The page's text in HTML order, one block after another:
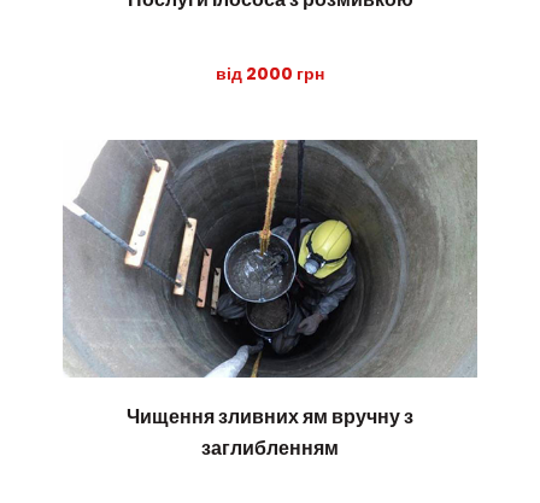
від 2000 грн
Чищення зливних ям вручну з
заглибленням